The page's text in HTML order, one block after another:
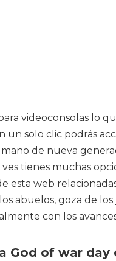
videoconsolas lo
un solo clic podrás
de nueva
tienes muchas
esta web
abuelos, goza de
con los
God of war day